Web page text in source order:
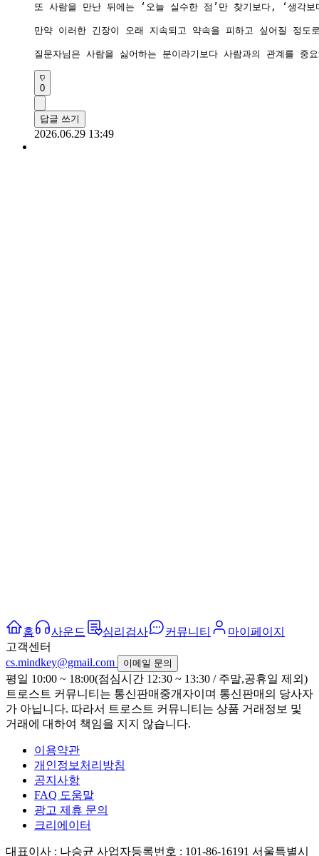
또 사람을 만난 뒤에는 ‘오늘 실수한 점’만 찾기보다, ‘생각
만약 이러한 긴장이 오래 지속되고 약속을 피하고 싶어질 정
질문자님은 사람을 싫어하는 분이라기보다 사람과의 관계를
0
답글 쓰기
2026.06.29 13:49
홈 사운드 심리검사 커뮤니티
마이페이지
고객센터
cs.mindkey@gmail.com
이메일 문의
평일 10:00 ~ 18:00(점심시간 12:30 ~ 13:30 / 주말,공휴일 제외)
트로스트 커뮤니티는 통신판매중개자이며 통신판매의 당사자
가 아닙니다. 따라서 트로스트 커뮤니티는 상품 거래정보 및
거래에 대하여 책임을 지지 않습니다.
이용약관
개인정보처리방침
공지사항
FAQ 도움말
광고 제휴 문의
크리에이터
대표이사 : 나승균 사업자등록번호 : 101-86-16191 서울특별시